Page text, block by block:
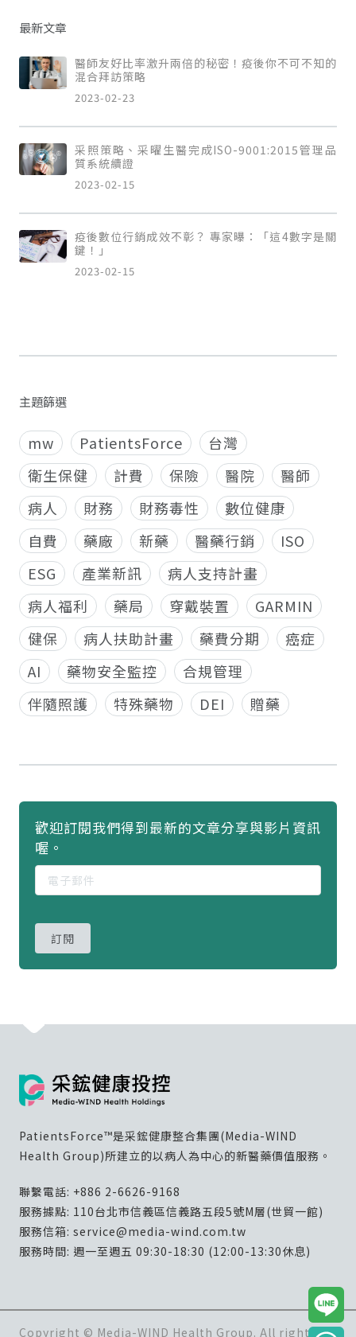
最新文章
醫師友好比率激升兩倍的秘密！疫後你不可不知的
混合拜訪策略
2023-02-23
采照策略、采曜生醫完成ISO-9001:2015管理品
質系統續證
2023-02-15
疫後數位行銷成效不彰？ 專家曝：「這4數字是關
鍵！」
2023-02-15
主題篩選
mw PatientsForce
台灣
衛生保健
計費 保險 醫院
醫師
病人
財務 財務毒性
數位健康
自費
藥廠 新藥 醫藥行銷
ISO
ESG
產業新訊
病人支持計畫
病人福利
藥局 穿戴裝置
GARMIN
健保
病人扶助計畫 藥費分期
癌症
AI
藥物安全監控
合規管理
伴隨照護
特殊藥物 DEI 贈藥
歡迎訂閱我們得到最新的文章分享與影片資訊
喔。
訂閱
PatientsForce™是采鋐健康整合集團(Media-WIND
Health Group)所建立的以病人為中心的新醫藥價值服務。
聯繫電話: +886 2-6626-9168
服務據點: 110台北市信義區信義路五段5號M層(世貿一館)
服務信箱: service@media-wind.com.tw
服務時間: 週一至週五 09:30-18:30 (12:00-13:30休息)
Copyright © Media-WIND Health Group. All rights